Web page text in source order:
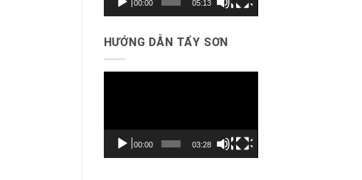
00:00 05:13
HƯỚNG DẪN TẨY SƠN
00:00 03:28